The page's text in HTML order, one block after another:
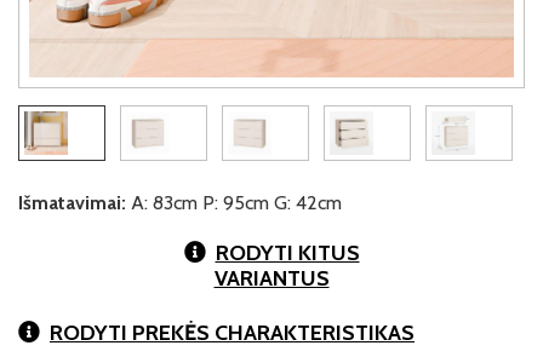
Išmatavimai: A: 83cm P: 95cm G: 42cm
RODYTI KITUS
VARIANTUS
RODYTI PREKĖS CHARAKTERISTIKAS